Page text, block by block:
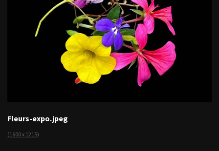
Fleurs-expo.jpeg
(1600 x 1215)